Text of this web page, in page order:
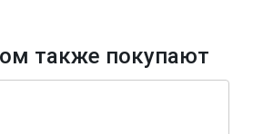
также покупают